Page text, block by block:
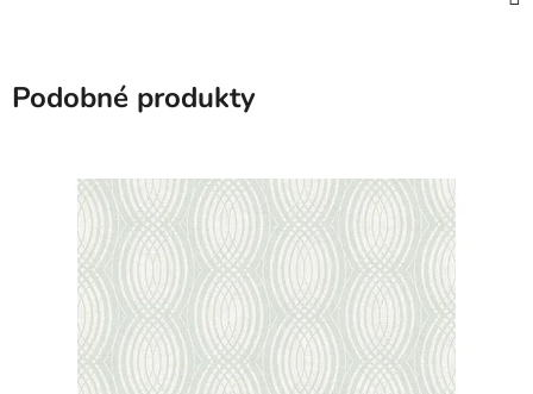
Podobné produkty